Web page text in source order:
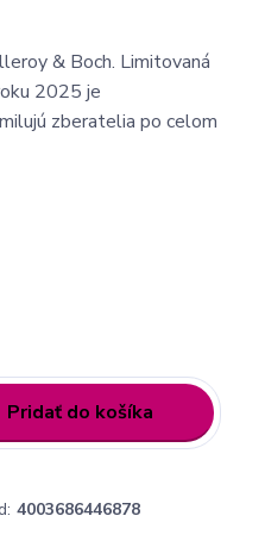
& Boch. Limitovaná
2025 je
zberatelia po celom
Pridať do košíka
4003686446878